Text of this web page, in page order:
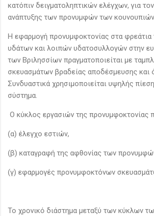
κατόπιν δειγματοληπτικών ελέγχων, για
ανάπτυξης των προνυμφών των
Η εφαρμογή προνυμφοκτονίας στα
υδάτων και λοιπών υδατοσυλλογών στην
των Βριλησσίων πραγματοποιείται με
σκευασμάτων βραδείας αποδέσμευσης και
Συνδυαστικά χρησιμοποιείται υψηλής
σύστημα.
Ο κύκλος εργασιών της προνυμφοκτονίας
(α) έλεγχο εστιών,
(β) καταγραφή της αφθονίας των
(γ) εφαρμογές προνυμφοκτόνων
Το χρονικό διάστημα μεταξύ των κύκλων